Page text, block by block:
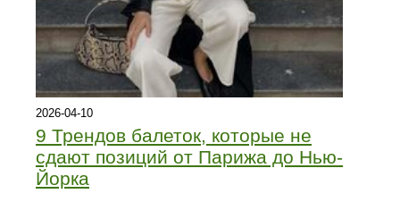
2026-04-10
9 Трендов балеток, которые не
сдают позиций от Парижа до Нью-
Йорка